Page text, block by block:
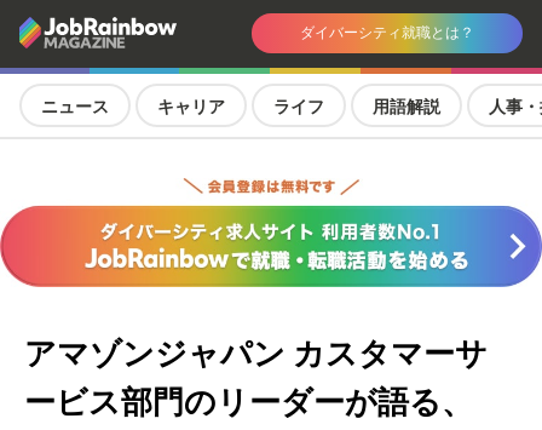
ダイバーシティ就職とは？
ニュース キャリア ライフ 用語解説 人事
アマゾンジャパン カスタマーサ
ービス部門のリーダーが語る、